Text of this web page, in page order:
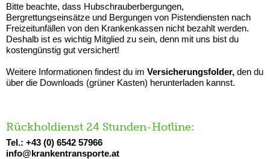
Bitte beachte, dass Hubschrauberbergungen,
Bergrettungseinsätze und Bergungen von Pistendiensten nach
Freizeitunfällen von den Krankenkassen nicht bezahlt werden.
Deshalb ist es wichtig Mitglied zu sein, denn mit uns bist du
kostengünstig gut versichert!
Weitere Informationen findest du im Versicherungsfolder, den du
über die Downloads (grüner Kasten) herunterladen kannst.
Rückholdienst 24 Stunden-Hotline:
Tel.: +43 (0) 6542 57966
info@krankentransporte.at